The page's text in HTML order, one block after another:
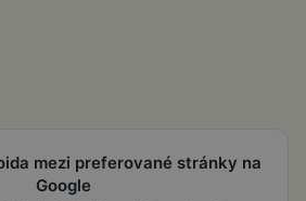
mezi preferované stránky na
Google